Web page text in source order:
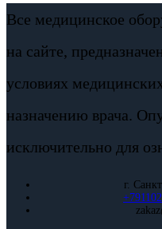
Все медицинское
на сайте,
условиях
назначению врача.
исключительно для
г.